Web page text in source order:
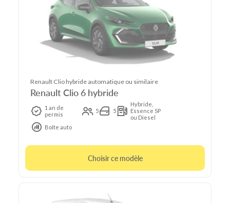
Renault Clio hybride automatique ou similaire
Renault Clio 6 hybride
1 an de
permis
5 5
Hybride,
Essence SP
ou Diesel
Boîte auto
Choisir ce modèle